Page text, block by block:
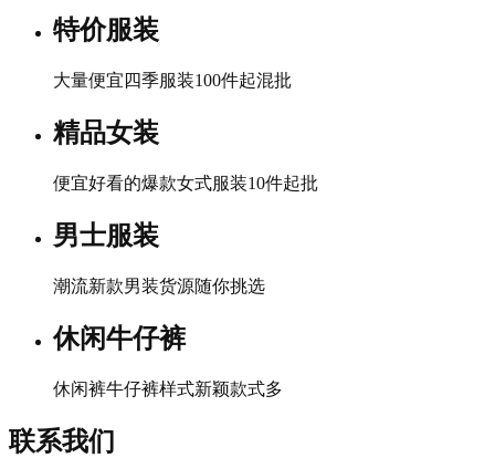
特价服装
大量便宜四季服装100件起混批
精品女装
便宜好看的爆款女式服装10件起批
男士服装
潮流新款男装货源随你挑选
休闲牛仔裤
休闲裤牛仔裤样式新颖款式多
联系我们